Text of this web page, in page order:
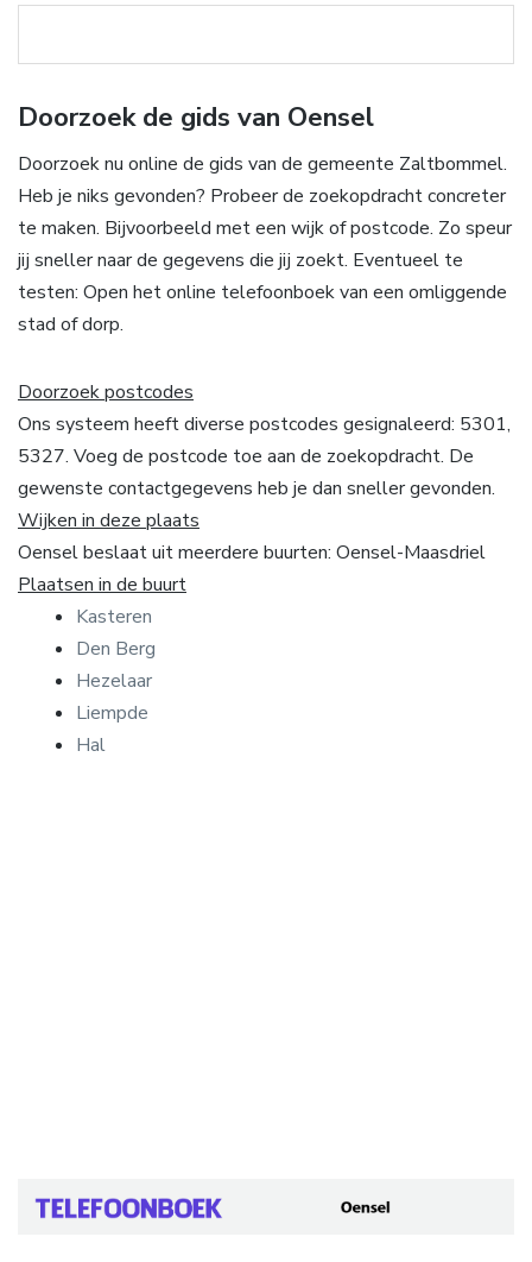
Doorzoek de gids van Oensel
Doorzoek nu online de gids van de gemeente Zaltbommel.
Heb je niks gevonden? Probeer de zoekopdracht concreter
te maken. Bijvoorbeeld met een wijk of postcode. Zo speur
jij sneller naar de gegevens die jij zoekt. Eventueel te
testen: Open het online telefoonboek van een omliggende
stad of dorp.
Doorzoek postcodes
Ons systeem heeft diverse postcodes gesignaleerd: 5301,
5327. Voeg de postcode toe aan de zoekopdracht. De
gewenste contactgegevens heb je dan sneller gevonden.
Wijken in deze plaats
Oensel beslaat uit meerdere buurten: Oensel-Maasdriel
Plaatsen in de buurt
Kasteren
Den Berg
Hezelaar
Liempde
Hal